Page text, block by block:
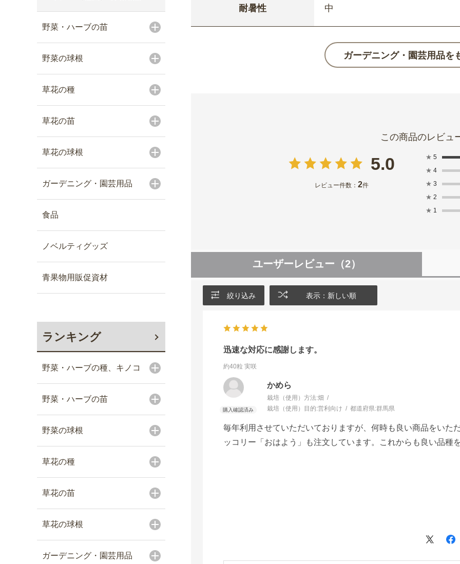
野菜・ハーブの苗
野菜の球根
草花の種
草花の苗
草花の球根
ガーデニング・園芸用品
食品
ノベルティグッズ
青果物用販促資材
ランキング
野菜・ハーブの種、キノコ
野菜・ハーブの苗
野菜の球根
草花の種
草花の苗
草花の球根
ガーデニング・園芸用品
耐暑性 中
ガーデニング・園芸用品を
5.0
レビュー件数： 2件
★ 5
★ 4
★ 3
★ 2
★ 1
ユーザーレビュー （2）
絞り込み 表示：新しい順
迅速な対応に感謝します。
約40粒 実咲
かめら
栽培（使用）方法:畑
栽培（使用）目的:営利向け 都道府県:群馬県
毎年利用させていただいておりますが、何時も良い商品をい
ッコリー「おはよう」も注文しています。これからも良い品種